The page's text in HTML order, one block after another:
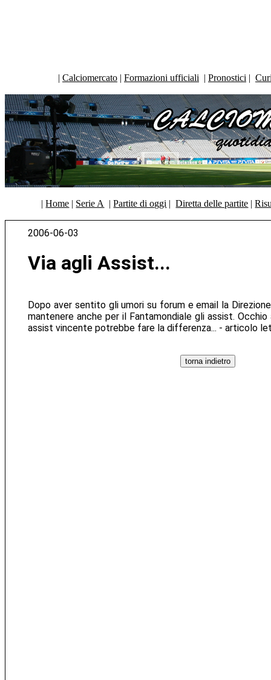
| Calciomercato | Formazioni ufficiali | Pronostici |
|Home | Serie A |Partite di oggi |Diretta delle partite |
2006-06-03
Via agli Assist...
Dopo aver sentito gli umori su forum e email la
mantenere anche per il Fantamondiale gli assist.
assist vincente potrebbe fare la differenza... - articolo